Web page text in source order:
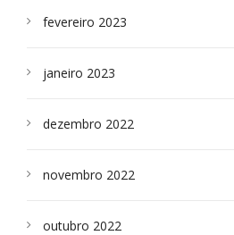
fevereiro 2023
janeiro 2023
dezembro 2022
novembro 2022
outubro 2022